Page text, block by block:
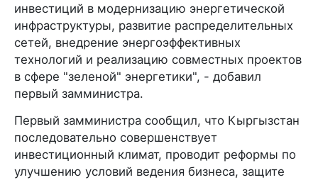
инвестиций в модернизацию энергетической
инфраструктуры, развитие распределительных
сетей, внедрение энергоэффективных
технологий и реализацию совместных проектов
в сфере "зеленой" энергетики", - добавил
первый замминистра.
Первый замминистра сообщил, что Кыргызстан
последовательно совершенствует
инвестиционный климат, проводит реформы по
улучшению условий ведения бизнеса, защите